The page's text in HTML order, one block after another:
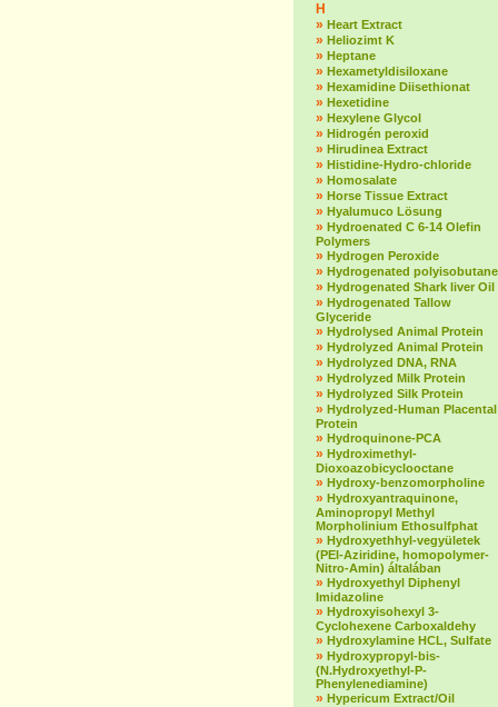
H
» Heart Extract
» Heliozimt K
» Heptane
» Hexametyldisiloxane
» Hexamidine Diisethionat
» Hexetidine
» Hexylene Glycol
» Hidrogén peroxid
» Hirudinea Extract
» Histidine-Hydro-chloride
» Homosalate
» Horse Tissue Extract
» Hyalumuco Lösung
» Hydroenated C 6-14 Olefin
Polymers
» Hydrogen Peroxide
» Hydrogenated polyisobutane
» Hydrogenated Shark liver Oil
» Hydrogenated Tallow
Glyceride
» Hydrolysed Animal Protein
» Hydrolyzed Animal Protein
» Hydrolyzed DNA, RNA
» Hydrolyzed Milk Protein
» Hydrolyzed Silk Protein
» Hydrolyzed-Human Placental
Protein
» Hydroquinone-PCA
» Hydroximethyl-
Dioxoazobicyclooctane
» Hydroxy-benzomorpholine
» Hydroxyantraquinone,
Aminopropyl Methyl
Morpholinium Ethosulfphat
» Hydroxyethhyl-vegyületek
(PEI-Aziridine, homopolymer-
Nitro-Amin) általában
» Hydroxyethyl Diphenyl
Imidazoline
» Hydroxyisohexyl 3-
Cyclohexene Carboxaldehy
» Hydroxylamine HCL, Sulfate
» Hydroxypropyl-bis-
(N.Hydroxyethyl-P-
Phenylenediamine)
» Hypericum Extract/Oil